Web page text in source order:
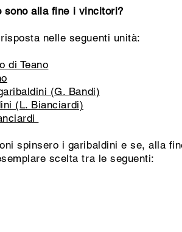
sono alla fine i vincitori?
nelle seguenti unità:
di Teano
(G. Bandi)
(L. Bianciardi)
spinsero i garibaldini e se, alla
scelta tra le seguenti: